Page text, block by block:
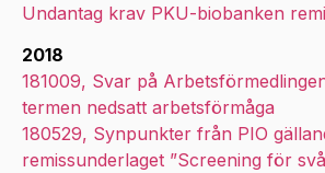
Undantag krav PKU-biobanken
2018
181009, Svar på
termen nedsatt arbetsförmåga
180529, Synpunkter från PIO
remissunderlaget ”Screening för